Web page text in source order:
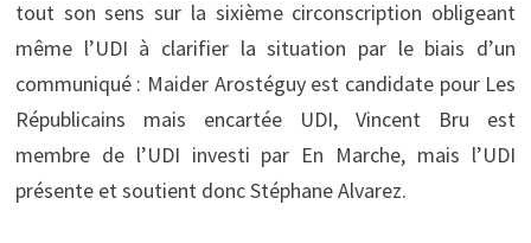
tout son sens sur la sixième circonscription obligeant
même l’UDI à clarifier la situation par le biais d’un
communiqué : Maider Arostéguy est candidate pour Les
Républicains mais encartée UDI, Vincent Bru est
membre de l’UDI investi par En Marche, mais l’UDI
présente et soutient donc Stéphane Alvarez.